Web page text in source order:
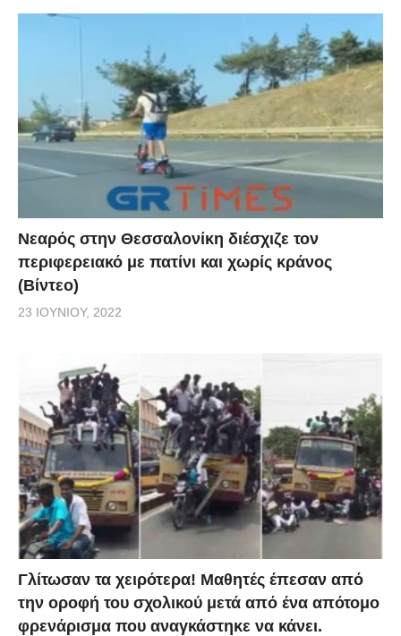
Νεαρός στην Θεσσαλονίκη διέσχιζε τον
περιφερειακό με πατίνι και χωρίς κράνος
(Βίντεο)
23 ΙΟΥΝΊΟΥ, 2022
Γλίτωσαν τα χειρότερα! Μαθητές έπεσαν από
την οροφή του σχολικού μετά από ένα απότομο
φρενάρισμα που αναγκάστηκε να κάνει.